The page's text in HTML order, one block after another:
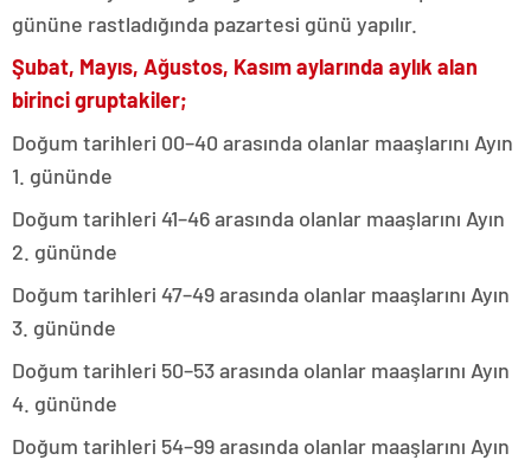
gününe rastladığında pazartesi günü yapılır.
Şubat, Mayıs, Ağustos, Kasım aylarında aylık alan
birinci gruptakiler;
Doğum tarihleri 00–40 arasında olanlar maaşlarını Ayın
1. gününde
Doğum tarihleri 41–46 arasında olanlar maaşlarını Ayın
2. gününde
Doğum tarihleri 47–49 arasında olanlar maaşlarını Ayın
3. gününde
Doğum tarihleri 50–53 arasında olanlar maaşlarını Ayın
4. gününde
Doğum tarihleri 54–99 arasında olanlar maaşlarını Ayın